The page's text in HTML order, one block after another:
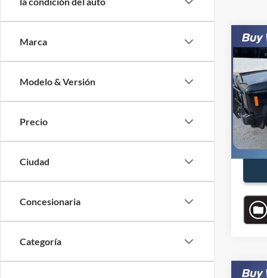
Marca
Modelo & Versión
Precio
Ciudad
Concesionaria
Categoría
1988
VIN:
Precio